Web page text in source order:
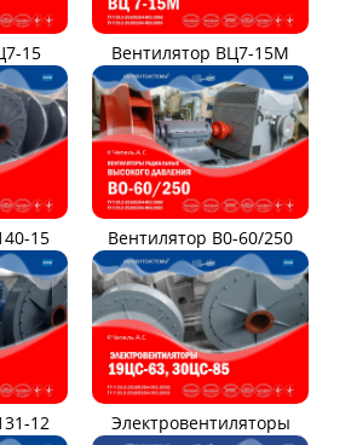
15 Вентилятор ВЦ7-15М
15 Вентилятор В0-60/250
12 Электровентиляторы